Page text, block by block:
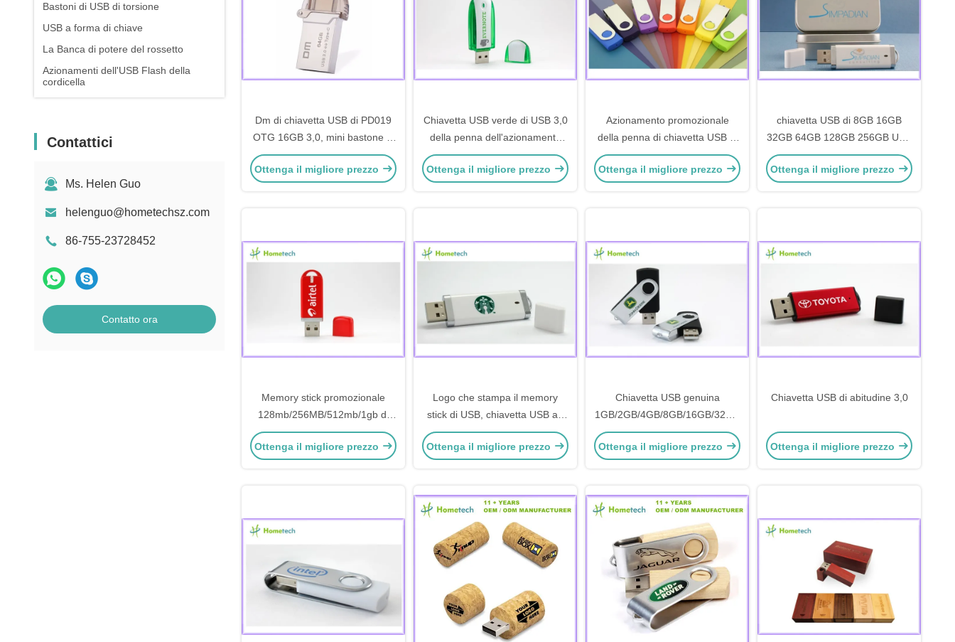
Bastoni di USB di torsione
USB a forma di chiave
La Banca di potere del rossetto
Azionamenti dell'USB Flash della
cordicella
Contattici
Ms. Helen Guo
helenguo@hometechsz.com
86-755-23728452
Contatto ora
Dm di chiavetta USB di PD019
OTG 16GB 3,0, mini bastone di
USB di memoria dello Smart
Phone
Ottenga il migliore prezzo
Chiavetta USB verde di USB 3,0
della penna dell'azionamento
dell'istantaneo di 1GB 32GB per
la scuola, ufficio
Ottenga il migliore prezzo
Azionamento promozionale
della penna di chiavetta USB di
USB 3,0 del regalo con il logo su
ordinazione
Ottenga il migliore prezzo
chiavetta USB di 8GB 16GB
32GB 64GB 128GB 256GB USB
3,0
Ottenga il migliore prezzo
Memory stick promozionale
128mb/256MB/512mb/1gb di
USB di logo di chiavetta USB 3,0
del regalo
Ottenga il migliore prezzo
Logo che stampa il memory
stick di USB, chiavetta USB ad
alta velocità di USB 3,0
Ottenga il migliore prezzo
Chiavetta USB genuina
1GB/2GB/4GB/8GB/16GB/32GB
della plastica 3,0 del chip
Ottenga il migliore prezzo
Chiavetta USB di abitudine 3,0
Ottenga il migliore prezzo